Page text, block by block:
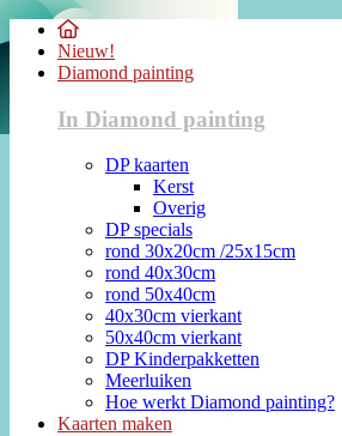
Nieuw!
Diamond painting
In Diamond painting
DP kaarten
Kerst
Overig
DP specials
rond 30x20cm /25x15cm
rond 40x30cm
rond 50x40cm
40x30cm vierkant
50x40cm vierkant
DP Kinderpakketten
Meerluiken
Hoe werkt Diamond painting?
Kaarten maken